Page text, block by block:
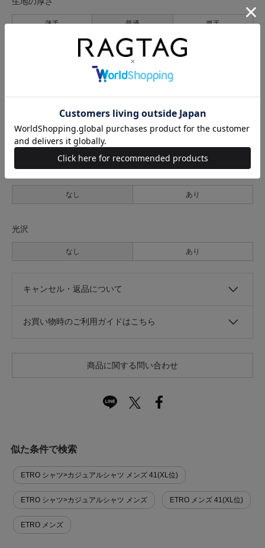
薄手 普通 厚手
なし
伸縮性
なし あり
光沢
なし あり
キャンセル・返品について
お買い物時のご利用ガイドはこちら
商品に関する問い合わせ
似た条件で検索
ETRO シャツ>カジュアルシャツ メンズ 41(XL位)
ETRO シャツ>カジュアルシャツ メンズ ETRO メンズ 41(XL位)
ETRO メンズ